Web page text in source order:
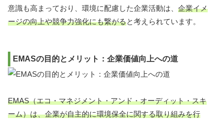
意識も高まっており、環境に配慮した企業活動は、 企業イメ
ージの向上や競争力強化にも繋がると考えられています。
EMASの目的とメリット：企業価値向上への道
EMAS（エコ・マネジメント・アンド・オーディット・スキ
ーム）は、企業が自主的に環境保全に関する取り組みを行